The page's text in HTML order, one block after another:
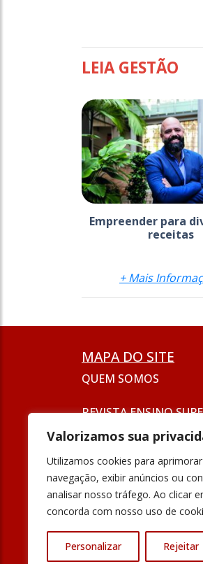
Valorizamos sua
Utilizamos cookies para
navegação, exibir anúncios ou
analisar nosso tráfego. Ao clicar
concorda com nosso uso de
Personalizar Rejeitar
LEIA GESTÃO
Empreender para
receitas
+ Mais
MAPA DO SITE
QUEM SOMOS
REVISTA ENSINO
SEJA UM ANUNCIANTE
FORMAÇÃO
INOVAÇÃO
PODCAST